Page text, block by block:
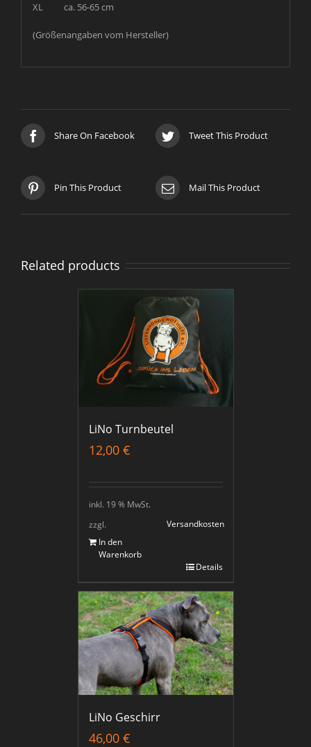
XL ca. 56-65 cm
(Größenangaben vom Hersteller)
Share On Facebook Tweet This Product
Pin This Product Mail This Product
Related products
LiNo Turnbeutel
12,00 €
inkl. 19 % MwSt.
zzgl.
Versandkosten
In den
Warenkorb
Details
LiNo Geschirr
46,00 €